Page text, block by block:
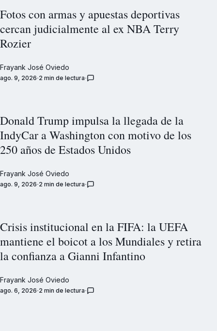
Fotos con armas y apuestas deportivas
cercan judicialmente al ex NBA Terry
Rozier
Frayank José Oviedo
ago. 9, 2026 2 min de lectura
Donald Trump impulsa la llegada de la
IndyCar a Washington con motivo de los
250 años de Estados Unidos
Frayank José Oviedo
ago. 9, 2026 2 min de lectura
Crisis institucional en la FIFA: la UEFA
mantiene el boicot a los Mundiales y retira
la confianza a Gianni Infantino
Frayank José Oviedo
ago. 6, 2026 2 min de lectura